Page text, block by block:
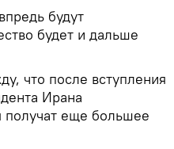
будут
будет и дальше
что после вступления
Ирана
получат еще большее